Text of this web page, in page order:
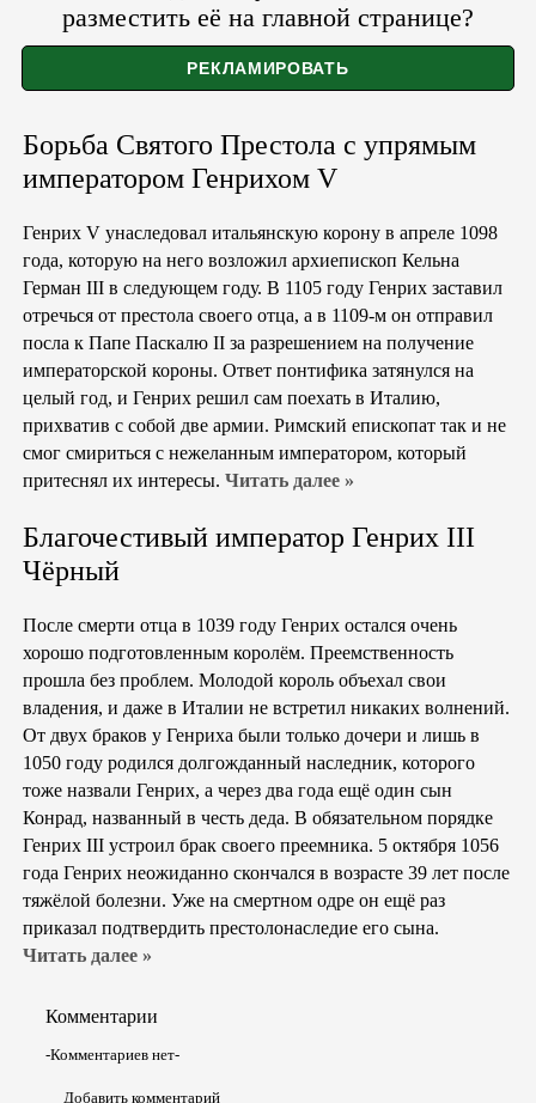
разместить её на главной странице?
Борьба Святого Престола с упрямым
императором Генрихом V
Генрих V унаследовал итальянскую корону в апреле 1098
года, которую на него возложил архиепископ Кельна
Герман III в следующем году. В 1105 году Генрих заставил
отречься от престола своего отца, а в 1109-м он отправил
посла к Папе Паскалю II за разрешением на получение
императорской короны. Ответ понтифика затянулся на
целый год, и Генрих решил сам поехать в Италию,
прихватив с собой две армии. Римский епископат так и не
смог смириться с нежеланным императором, который
притеснял их интересы. Читать далее »
Благочестивый император Генрих III
Чёрный
После смерти отца в 1039 году Генрих остался очень
хорошо подготовленным королём. Преемственность
прошла без проблем. Молодой король объехал свои
владения, и даже в Италии не встретил никаких волнений.
От двух браков у Генриха были только дочери и лишь в
1050 году родился долгожданный наследник, которого
тоже назвали Генрих, а через два года ещё один сын
Конрад, названный в честь деда. В обязательном порядке
Генрих III устроил брак своего преемника. 5 октября 1056
года Генрих неожиданно скончался в возрасте 39 лет после
тяжёлой болезни. Уже на смертном одре он ещё раз
приказал подтвердить престолонаследие его сына.
Читать далее »
Комментарии
-Комментариев нет-
Добавить комментарий